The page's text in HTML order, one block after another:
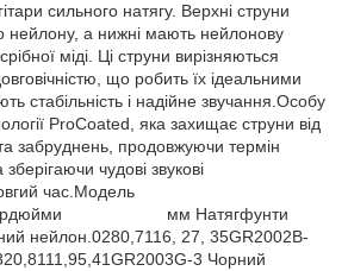
сильного натягу. Верхні струни
нейлону, а нижні мають нейлонову
міді. Ці струни вирізняються
що робить їх ідеальними
стабільність і надійне звучання.Особу
ProCoated, яка захищає струни від
забруднень, продовжуючи термін
зберігаючи чудові звукові
час.Модель
мм Натягфунти
нейлон.0280,7116, 27, 35GR2002B-
3 Чорний